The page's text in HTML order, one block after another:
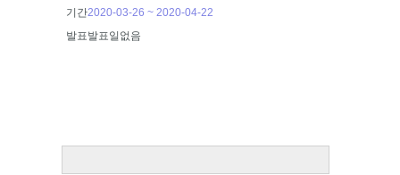
기간2020-03-26 ~ 2020-04-22
발표발표일없음